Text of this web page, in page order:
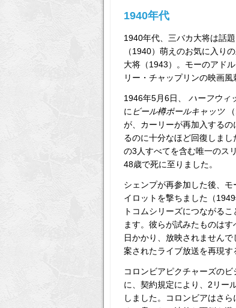
1940年代
1940年代、三バカ大将は話題
（1940）萌えのお気に入り
大将（1943）。モーのアド
リー・チャップリンの映画風
1946年5月6日、 ハーフウィ
に ビール樽ポールキャッツ（
が、カーリーが再加入する
るのに十分なほど回復しまし
の3人すべてを含む唯一のス
48歳で死に至りました。
シェンプが再参加した後、
イロットを撃ちました（
トコムシリーズにつながる
ます。彼らが試みたものは
日かかり、放映されません
案されたライブ放送を再現す
コロンビアピクチャーズの
に、契約規定により、2リー
しました。コロンビアはさ